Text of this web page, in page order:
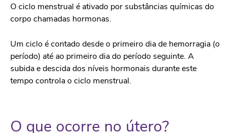
O ciclo menstrual é ativado por substâncias químicas do
corpo chamadas hormonas.
Um ciclo é contado desde o primeiro dia de hemorragia (o
período) até ao primeiro dia do período seguinte. A
subida e descida dos níveis hormonais durante este
tempo controla o ciclo menstrual.
O que ocorre no útero?